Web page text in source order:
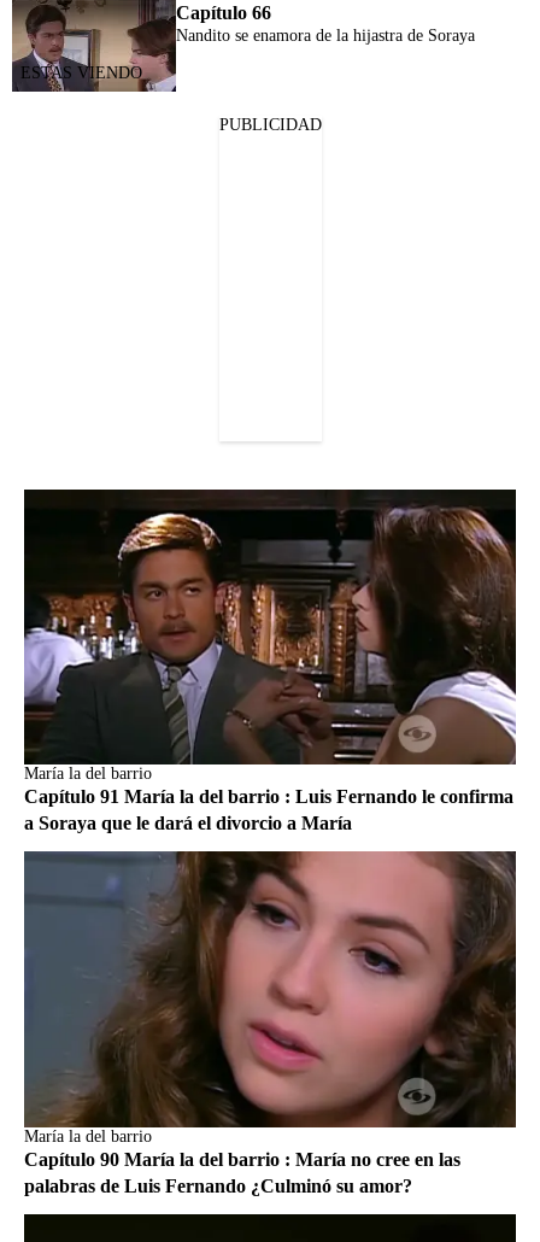
Capítulo 66
Nandito se enamora de la hijastra de Soraya
PUBLICIDAD
María la del barrio
Capítulo 91 María la del barrio : Luis Fernando le confirma
a Soraya que le dará el divorcio a María
María la del barrio
Capítulo 90 María la del barrio : María no cree en las
palabras de Luis Fernando ¿Culminó su amor?